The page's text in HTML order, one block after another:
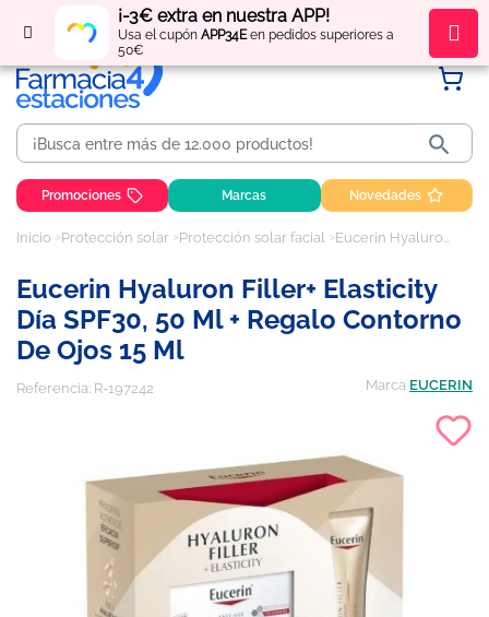
¡-3€ extra en nuestra APP!
Usa el cupón APP34Een pedidos superiores a
50€
Regístratey obténpuntos por tus compras

Promociones Marcas Novedades
Inicio Protección solar Protección solar facial Eucerin Hyaluron Filler+ Elasticity Día SPF30, 50 ml + Regalo Contorno de ojos 15 ml
Eucerin Hyaluron Filler+ Elasticity
Día SPF30, 50 Ml + Regalo Contorno
De Ojos 15 Ml
Referencia: R-197242 Marca EUCERIN